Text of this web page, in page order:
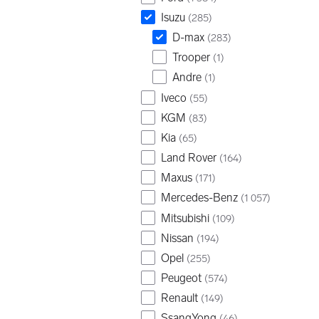
Isuzu (285)
D-max (283)
Trooper (1)
Andre (1)
Iveco (55)
KGM (83)
Kia (65)
Land Rover (164)
Maxus (171)
Mercedes-Benz (1 057)
Mitsubishi (109)
Nissan (194)
Opel (255)
Peugeot (574)
Renault (149)